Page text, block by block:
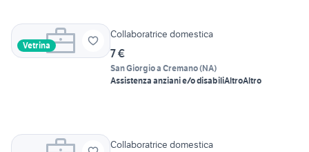
Vetrina
Collaboratrice domestica
7 €
San Giorgio a Cremano(NA)
Assistenza anziani e/o disabiliAltroAltro
Collaboratrice domestica